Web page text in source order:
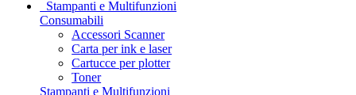
Stampanti e Multifunzioni
Consumabili
Accessori Scanner
Carta per ink e laser
Cartucce per plotter
Toner
Stampanti e Multifunzioni